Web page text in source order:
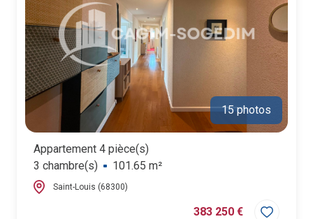
15 photos
Appartement 4 pièce(s)
3 chambre(s)
101.65 m²
Saint-Louis (68300)
383 250 €